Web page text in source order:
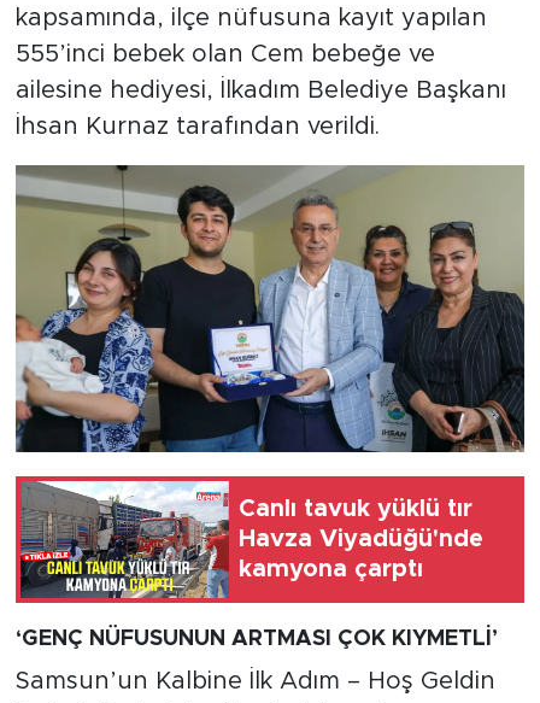
kapsamında, ilçe nüfusuna kayıt yapılan
555’inci bebek olan Cem bebeğe ve
ailesine hediyesi, İlkadım Belediye Başkanı
İhsan Kurnaz tarafından verildi.
Canlı tavuk yüklü tır
Havza Viyadüğü'nde
kamyona çarptı
‘GENÇ NÜFUSUNUN ARTMASI ÇOK KIYMETLİ’
Samsun’un Kalbine İlk Adım – Hoş Geldin